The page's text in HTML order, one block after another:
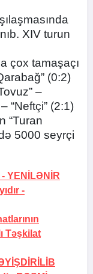
XIV turun
çox tamaşaçı
(0:2)
–
“Neftçi” (2:1)
“Turan
5000 seyrçi
- YENİLƏNİR
-
Təşkilat